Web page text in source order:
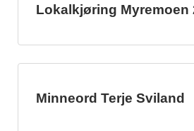
Lokalkjøring Myremoen
Minneord Terje Sviland